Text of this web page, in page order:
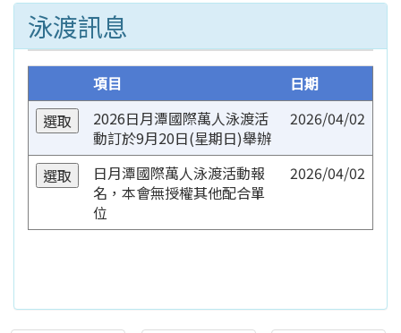
泳渡訊息
項目
日期
2026日月潭國際萬人泳渡活
動訂於9月20日(星期日)舉辦
2026/04/02
日月潭國際萬人泳渡活動報
名，本會無授權其他配合單
位
2026/04/02